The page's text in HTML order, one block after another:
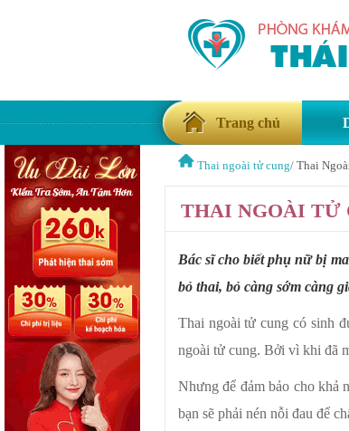
Trang chủ
Thai ngoài tử cung/ Thai
THAI NGOÀI TỬ
Bác sĩ cho biết phụ nữ bị
bỏ thai, bỏ càng sớm càng
Thai ngoài tử cung có sinh
ngoài tử cung. Bởi vì khi đã
Nhưng để đảm bảo cho khả
bạn sẽ phải nén nỗi đau để